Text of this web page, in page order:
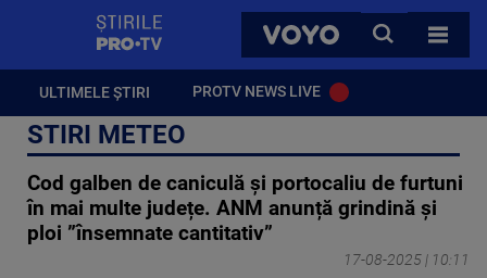
VOYO
CAUTA
TOATE
ULTIMELE ȘTIRI PROTV NEWS LIVE
STIRI METEO
Cod galben de caniculă și portocaliu de furtuni
în mai multe județe. ANM anunță grindină și
ploi ”însemnate cantitativ”
17-08-2025 | 10:11